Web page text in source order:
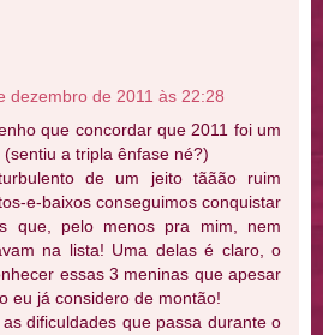
dezembro de 2011 às 22:28
que concordar que 2011 foi um
a tripla ênfase né?)
de um jeito tããão ruim
e-baixos conseguimos conquistar
que, pelo menos pra mim, nem
na lista! Uma delas é claro, o
essas 3 meninas que apesar
eu já considero de montão!
dificuldades que passa durante o